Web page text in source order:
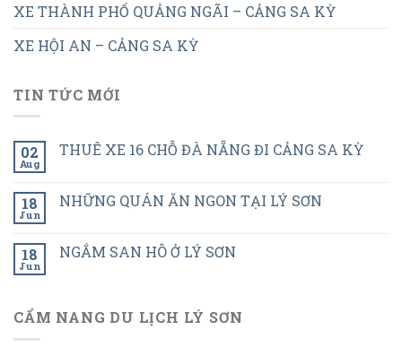
XE THÀNH PHỐ QUẢNG NGÃI – CẢNG SA KỲ
XE HỘI AN – CẢNG SA KỲ
TIN TỨC MỚI
02
Aug
THUÊ XE 16 CHỖ ĐÀ NẴNG ĐI CẢNG SA KỲ
18
Jun
NHỮNG QUÁN ĂN NGON TẠI LÝ SƠN
18
Jun
NGẮM SAN HÔ Ở LÝ SƠN
CẨM NANG DU LỊCH LÝ SƠN